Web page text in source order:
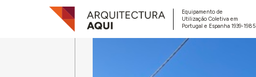
Equipamento de
Utilização Coletiva em
Portugal e Espanha 1939-1985